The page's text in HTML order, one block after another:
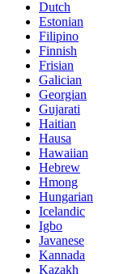
Dutch
Estonian
Filipino
Finnish
Frisian
Galician
Georgian
Gujarati
Haitian
Hausa
Hawaiian
Hebrew
Hmong
Hungarian
Icelandic
Igbo
Javanese
Kannada
Kazakh